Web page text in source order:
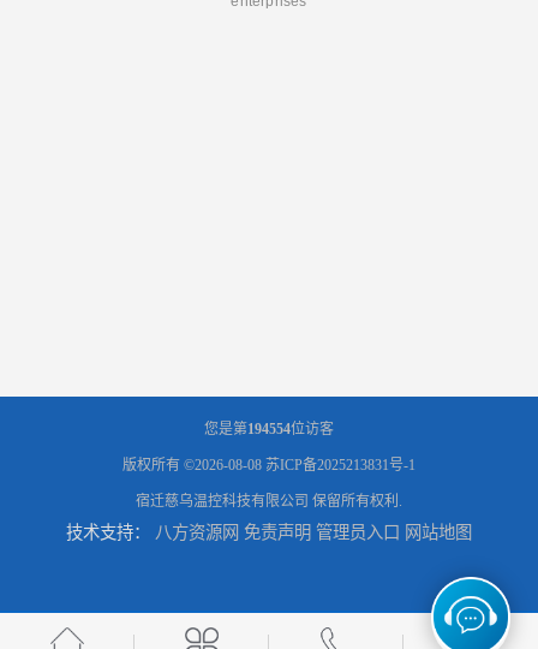
您是第194554位访客
版权所有 ©2026-08-08 苏ICP备2025213831号-1
宿迁慈乌温控科技有限公司 保留所有权利.
技术支持： 八方资源网 免责声明 管理员入口 网站地图